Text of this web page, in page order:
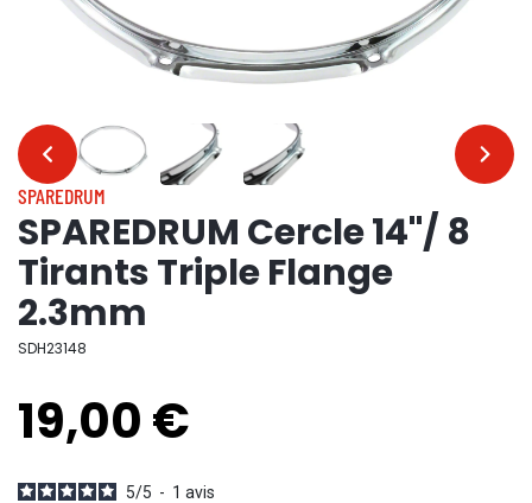
… …
SPAREDRUM
SPAREDRUM Cercle 14"/ 8
Tirants Triple Flange
2.3mm
SDH23148
19,00 €
5/5 - 1 avis